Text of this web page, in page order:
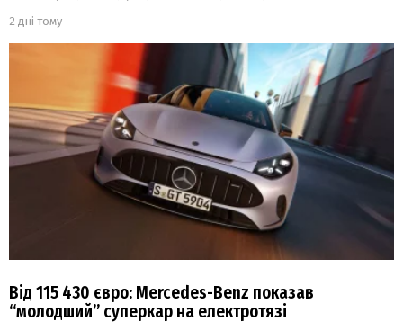
2 дні тому
Від 115 430 євро: Mercedes-Benz показав
“молодший” суперкар на електротязі